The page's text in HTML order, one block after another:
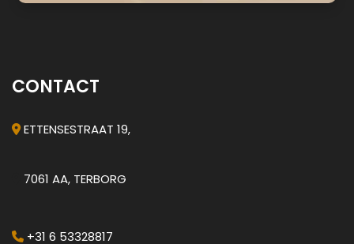
CONTACT
ETTENSESTRAAT 19,
7061 AA, TERBORG
+31 6 53328817